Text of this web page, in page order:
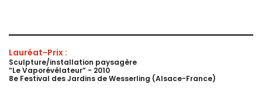
Lauréat-Prix :
Sculpture/installation paysagère
“Le Vaporévélateur” - 2010
8e Festival des Jardins de Wesserling (Alsace-France)